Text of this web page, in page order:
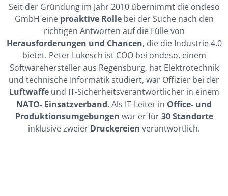
Seit der Gründung im Jahr 2010 übernimmt die ondeso
GmbH eine proaktive Rollebei der Suche nach den
richtigen Antworten auf die Fülle von
Herausforderungen und Chancen, die die Industrie 4.0
bietet. Peter Lukesch ist COO bei ondeso, einem
Softwarehersteller aus Regensburg, hat Elektrotechnik
und technische Informatik studiert, war Offizier bei der
Luftwaffeund IT-Sicherheitsverantwortlicher in einem
NATO- Einsatzverband. Als IT-Leiter in Office- und
Produktionsumgebungen war er für30 Standorte
inklusive zweier Druckereien verantwortlich.